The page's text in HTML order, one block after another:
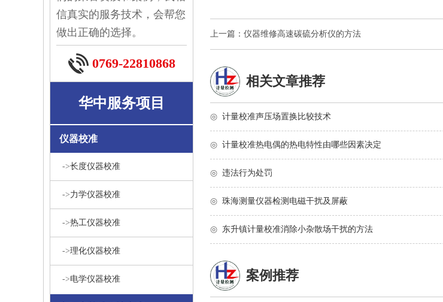
信真实的服务技术，会帮您
做出正确的选择。
0769-22810868
华中服务项目
仪器校准
->长度仪器校准
->力学仪器校准
->热工仪器校准
->理化仪器校准
->电学仪器校准
上一篇：仪器维修高速碳硫分析仪的方法
相关文章推荐
◎ 计量校准声压场置换比较技术
◎ 计量校准热电偶的热电特性由哪些因素决定
◎ 违法行为处罚
◎ 珠海测量仪器检测电磁干扰及屏蔽
◎ 东升镇计量校准消除小杂散场干扰的方法
案例推荐